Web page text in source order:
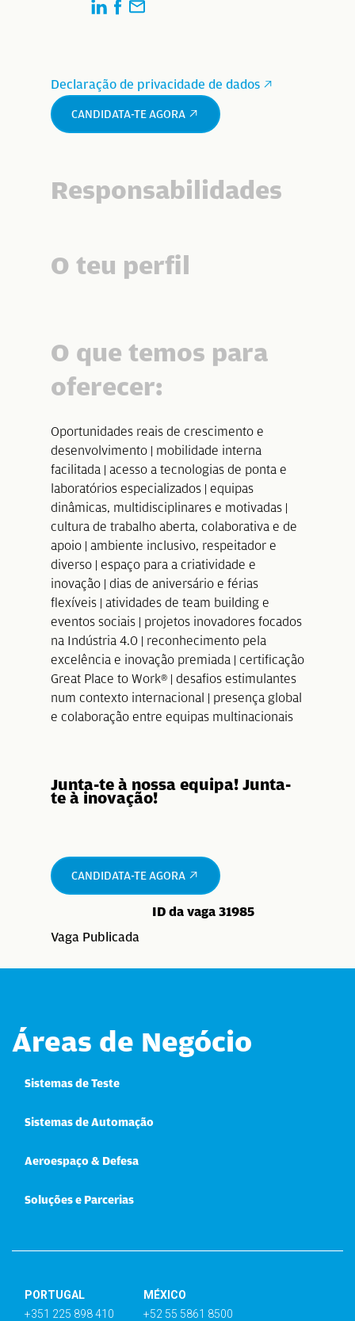
Declaração de privacidade de dados
CANDIDATA-TE AGORA
Responsabilidades
O teu perfil
O que temos para
oferecer:
Oportunidades reais de crescimento e
desenvolvimento | mobilidade interna
facilitada | acesso a tecnologias de ponta e
laboratórios especializados | equipas
dinâmicas, multidisciplinares e motivadas |
cultura de trabalho aberta, colaborativa e de
apoio | ambiente inclusivo, respeitador e
diverso | espaço para a criatividade e
inovação | dias de aniversário e férias
flexíveis | atividades de team building e
eventos sociais | projetos inovadores focados
na Indústria 4.0 | reconhecimento pela
excelência e inovação premiada | certificação
Great Place to Work® | desafios estimulantes
num contexto internacional | presença global
e colaboração entre equipas multinacionais
Junta-te à nossa equipa! Junta-
te à inovação!
CANDIDATA-TE AGORA
Vaga Publicada
ID da vaga 31985
Áreas de Negócio
Sistemas de Teste
Sistemas de Automação
Aeroespaço & Defesa
Soluções e Parcerias
PORTUGAL
+351 225 898 410
MÉXICO
+52 55 5861 8500